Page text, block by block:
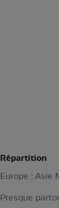
Répartition
Europe ; Asie
Presque